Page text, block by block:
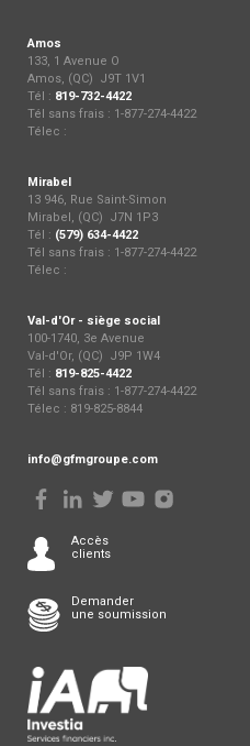
Amos
133, 1 Avenue O
Amos, (QC) J9T 1V1
Tél : 819-732-4422
Tél sans frais : 1-877-274-4422
Télec :
Mirabel
13 946, Rue Saint-Simon
Mirabel, (QC) J7N 1P3
Tél : (579) 634-4422
Tél sans frais : 1-877-274-4422
Télec :
Val-d'Or - siège social
100-1740, 3e Avenue
Val-d'Or, (QC) J9P 1W4
Tél : 819-825-4422
Tél sans frais : 1-877-274-4422
Télec : 819-825-8844
info@gfmgroupe.com
Accès
clients
Demander
une soumission